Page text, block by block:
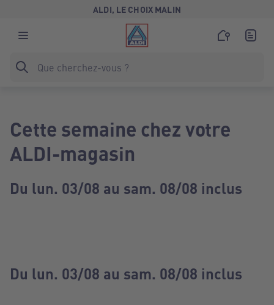
ALDI, LE CHOIX MALIN
Cette semaine chez votre
ALDI-magasin
Du lun. 03/08 au sam. 08/08 inclus
Du lun. 03/08 au sam. 08/08 inclus